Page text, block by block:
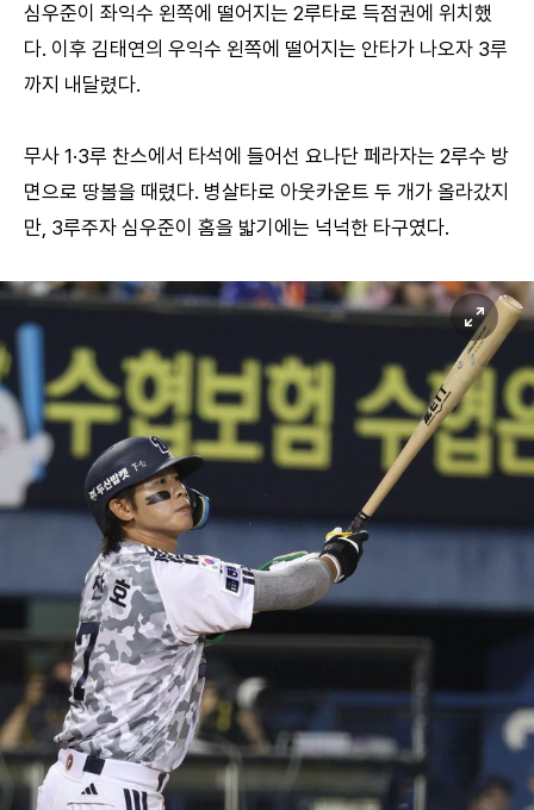
심우준이 좌익수 왼쪽에 떨어지는 2루타로 득점권에 위치했
다. 이후 김태연의 우익수 왼쪽에 떨어지는 안타가 나오자 3루
까지 내달렸다.
무사 1·3루 찬스에서 타석에 들어선 요나단 페라자는 2루수 방
면으로 땅볼을 때렸다. 병살타로 아웃카운트 두 개가 올라갔지
만, 3루주자 심우준이 홈을 밟기에는 넉넉한 타구였다.